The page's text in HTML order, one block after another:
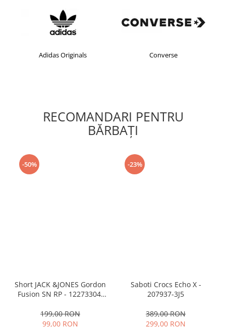
Adidas Originals Converse
RECOMANDARI PENTRU
BĂRBAŢI
-50%
Short JACK &JONES Gordon
Fusion SN RP - 12273304-
199,00 RON
99,00 RON
-23%
Saboti Crocs Echo X -
207937-3J5
389,00 RON
299,00 RON